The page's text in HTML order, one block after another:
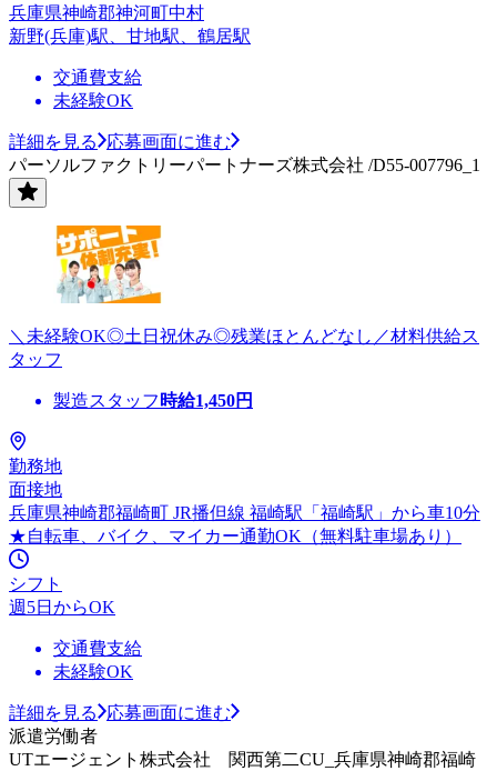
兵庫県神崎郡神河町中村
新野(兵庫)駅、甘地駅、鶴居駅
交通費支給
未経験OK
詳細を見る
応募画面に進む
パーソルファクトリーパートナーズ株式会社 /D55-007796_1
＼未経験OK◎土日祝休み◎残業ほとんどなし／材料供給ス
タッフ
製造スタッフ 時給1,450円
勤務地
面接地
兵庫県神崎郡福崎町 JR播但線 福崎駅「福崎駅」から車10分
★自転車、バイク、マイカー通勤OK（無料駐車場あり）
シフト
週5日からOK
交通費支給
未経験OK
詳細を見る
応募画面に進む
派遣労働者
UTエージェント株式会社 関西第二CU_兵庫県神崎郡福崎